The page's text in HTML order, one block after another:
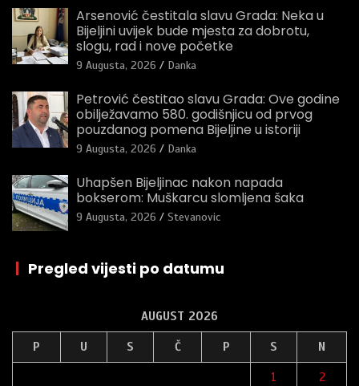
Arsenović čestitala slavu Grada: Neka u
Bijeljini uvijek bude mjesta za dobrotu,
slogu, rad i nove početke
9 Augusta, 2026 Danka
Petrović čestitao slavu Grada: Ove godine
obilježavamo 580. godišnjicu od prvog
pouzdanog pomena Bijeljine u istoriji
9 Augusta, 2026 Danka
Uhapšen Bijeljinac nakon napada
bokserom: Muškarcu slomljena šaka
9 Augusta, 2026 Stevanovic
| Pregled vijesti po datumu
AUGUST 2026
P U S Č P S N
1 2